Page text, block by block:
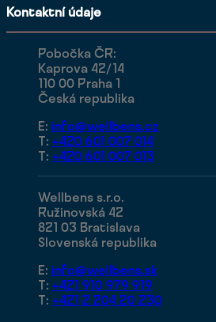
Kontaktní údaje
Pobočka ČR:
Kaprova 42/14
110 00 Praha 1
Česká republika
E: info@wellbens.cz
T: +420 601 007 014
T: +420 601 007 013
Wellbens s.r.o.
Ružinovská 42
821 03 Bratislava
Slovenská republika
E: info@wellbens.sk
T: +421 910 979 919
T: +421 2 204 20 230